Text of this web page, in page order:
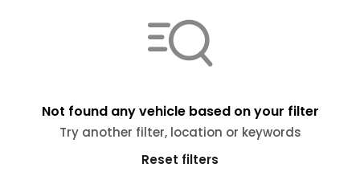
Not found any vehicle based on your filter
Try another filter, location or keywords
Reset filters